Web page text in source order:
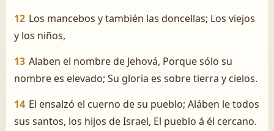
12 Los mancebos y también las doncellas; Los viejos
y los niños,
13 Alaben el nombre de Jehová, Porque sólo su
nombre es elevado; Su gloria es sobre tierra y cielos.
14 El ensalzó el cuerno de su pueblo; Aláben le todos
sus santos, los hijos de Israel, El pueblo á él cercano.